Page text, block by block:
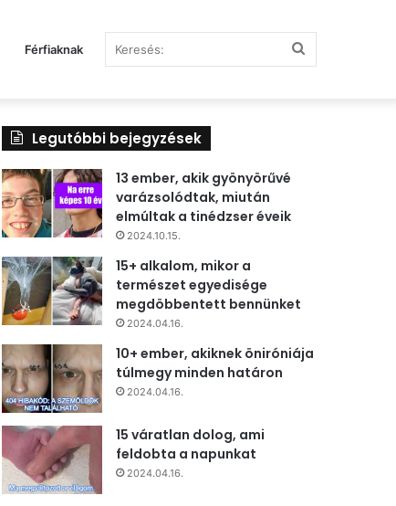
Férfiaknak
Legutóbbi bejegyzések
13 ember, akik gyönyörűvé
varázsolódtak, miután
elmúltak a tinédzser éveik
2024.10.15.
15+ alkalom, mikor a
természet egyedisége
megdöbbentett bennünket
2024.04.16.
10+ ember, akiknek öniróniája
túlmegy minden határon
2024.04.16.
15 váratlan dolog, ami
feldobta a napunkat
2024.04.16.